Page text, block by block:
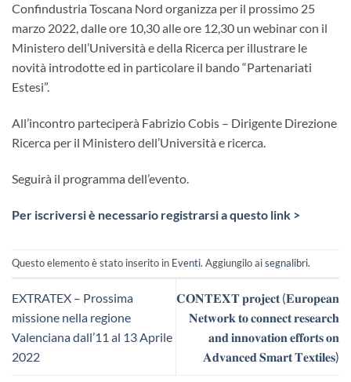
Confindustria Toscana Nord organizza per il prossimo 25
marzo 2022, dalle ore 10,30 alle ore 12,30 un webinar con il
Ministero dell’Università e della Ricerca per illustrare le
novità introdotte ed in particolare il bando “Partenariati
Estesi”.
All’incontro parteciperà Fabrizio Cobis – Dirigente Direzione
Ricerca per il Ministero dell’Università e ricerca.
Seguirà il programma dell’evento.
Per iscriversi è necessario registrarsi a questo link >
Questo elemento è stato inserito in Eventi. Aggiungilo aisegnalibri.
EXTRATEX – Prossima
missione nella regione
Valenciana dall’11 al 13 Aprile
2022
𝐂𝐎𝐍𝐓𝐄𝐗𝐓 𝐩𝐫𝐨𝐣𝐞𝐜𝐭 (𝐄𝐮𝐫𝐨𝐩𝐞𝐚𝐧
𝐍𝐞𝐭𝐰𝐨𝐫𝐤 𝐭𝐨 𝐜𝐨𝐧𝐧𝐞𝐜𝐭 𝐫𝐞𝐬𝐞𝐚𝐫𝐜𝐡
𝐚𝐧𝐝 𝐢𝐧𝐧𝐨𝐯𝐚𝐭𝐢𝐨𝐧 𝐞𝐟𝐟𝐨𝐫𝐭𝐬 𝐨𝐧
𝐀𝐝𝐯𝐚𝐧𝐜𝐞𝐝 𝐒𝐦𝐚𝐫𝐭 𝐓𝐞𝐱𝐭𝐢𝐥𝐞𝐬)